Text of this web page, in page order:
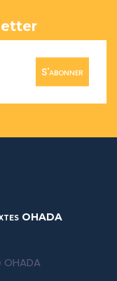
S'abonner
OHADA